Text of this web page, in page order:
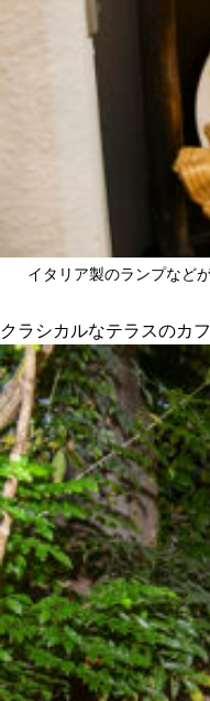
イタリア製のランプなど
クラシカルなテラスのカ